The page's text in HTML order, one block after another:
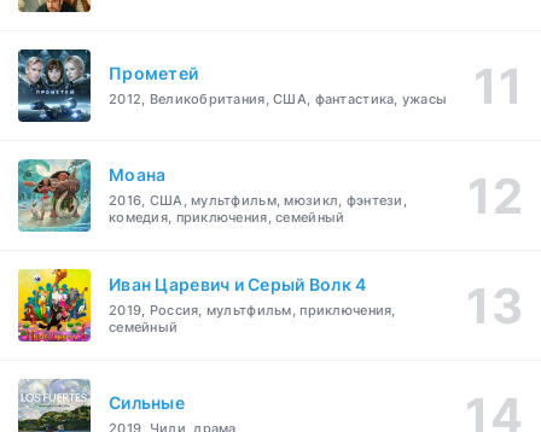
Прометей
2012, Великобритания, США, фантастика, ужасы
Моана
2016, США, мультфильм, мюзикл, фэнтези,
комедия, приключения, семейный
Иван Царевич и Серый Волк 4
2019, Россия, мультфильм, приключения,
семейный
Сильные